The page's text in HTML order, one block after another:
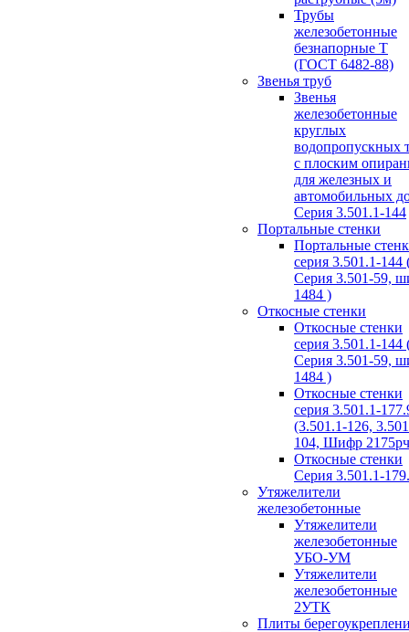
Трубы
железобетонные
безнапорные Т
(ГОСТ 6482-88)
Звенья труб
Звенья
железобетонные
круглых
водопропускных
с плоским
для железных и
автомобильных
Серия 3.501.1-144
Портальные стенки
Портальные
серия 3.501.1-144
Серия 3.501-59,
1484 )
Откосные стенки
Откосные стенки
серия 3.501.1-144
Серия 3.501-59,
1484 )
Откосные стенки
серия 3.501.1-
(3.501.1-126,
104, Шифр
Откосные стенки
Серия 3.501.1-
Утяжелители
железобетонные
Утяжелители
железобетонные
УБО-УМ
Утяжелители
железобетонные
2УТК
Плиты